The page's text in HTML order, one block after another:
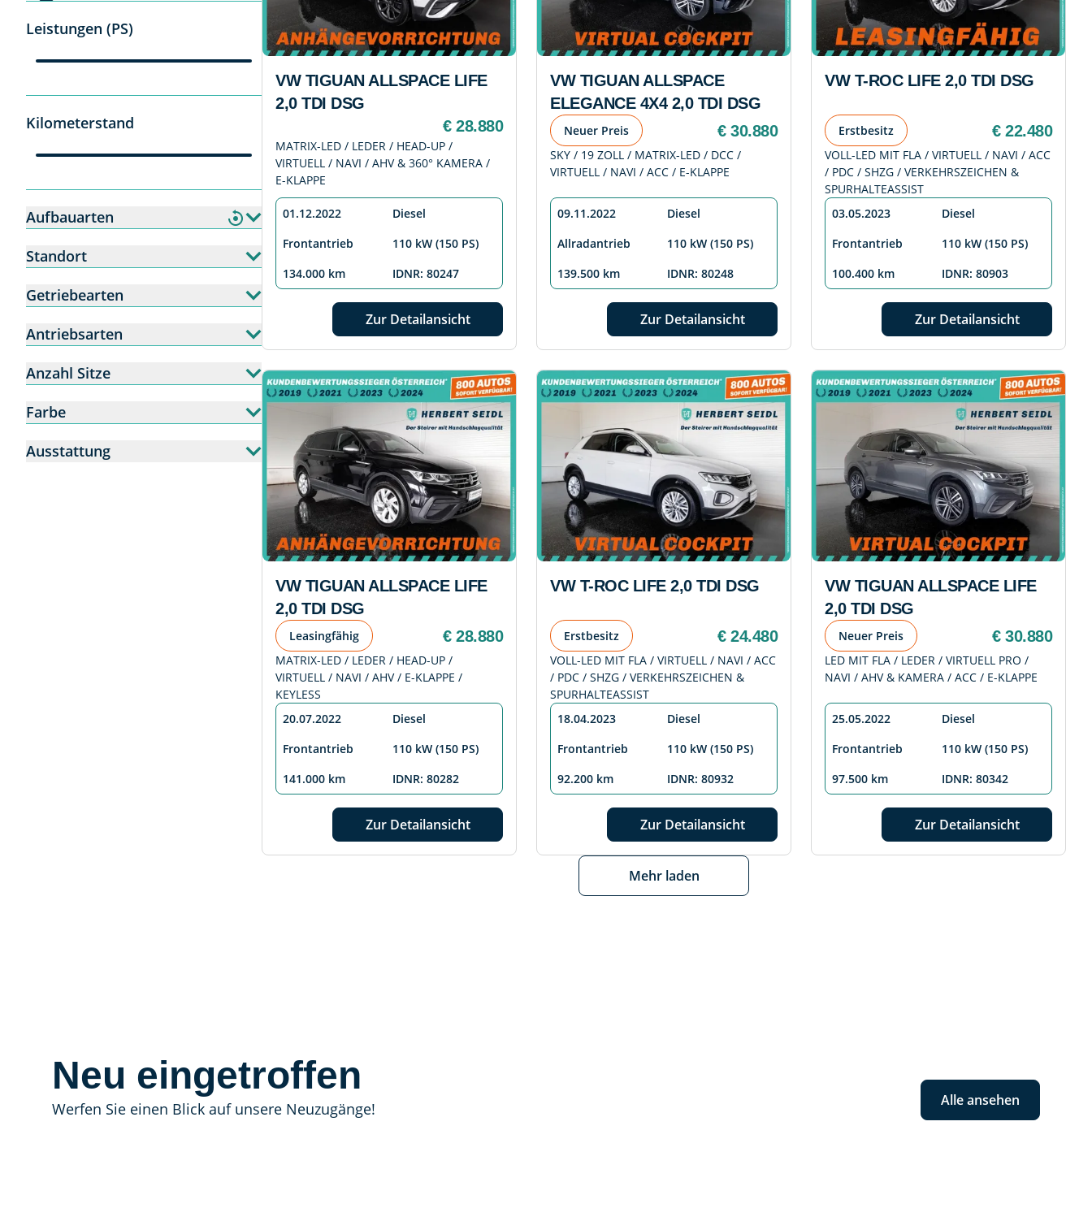
Leistungen (PS)
Kilometerstand
Aufbauarten
Standort
Getriebearten
Antriebsarten
Anzahl Sitze
Farbe
Ausstattung
VW TIGUAN ALLSPACE LIFE
2,0 TDI DSG
€ 28.880
MATRIX-LED / LEDER / HEAD-UP /
VIRTUELL / NAVI / AHV & 360° KAMERA /
E-KLAPPE
01.12.2022
Diesel
Frontantrieb
110 kW (150 PS)
134.000 km
IDNR: 80247
Zur Detailansicht
VW TIGUAN ALLSPACE
ELEGANCE 4X4 2,0 TDI DSG
Neuer Preis € 30.880
SKY / 19 ZOLL / MATRIX-LED / DCC /
VIRTUELL / NAVI / ACC / E-KLAPPE
09.11.2022
Diesel
Allradantrieb
110 kW (150 PS)
139.500 km
IDNR: 80248
Zur Detailansicht
VW T-ROC LIFE 2,0 TDI DSG
Erstbesitz € 22.480
VOLL-LED MIT FLA / VIRTUELL / NAVI / ACC
/ PDC / SHZG / VERKEHRSZEICHEN &
SPURHALTEASSIST
03.05.2023
Diesel
Frontantrieb
110 kW (150 PS)
100.400 km
IDNR: 80903
Zur Detailansicht
VW TIGUAN ALLSPACE LIFE
2,0 TDI DSG
Leasingfähig € 28.880
MATRIX-LED / LEDER / HEAD-UP /
VIRTUELL / NAVI / AHV / E-KLAPPE /
KEYLESS
20.07.2022
Diesel
Frontantrieb
110 kW (150 PS)
141.000 km
IDNR: 80282
Zur Detailansicht
VW T-ROC LIFE 2,0 TDI DSG
Erstbesitz € 24.480
VOLL-LED MIT FLA / VIRTUELL / NAVI / ACC
/ PDC / SHZG / VERKEHRSZEICHEN &
SPURHALTEASSIST
18.04.2023
Diesel
Frontantrieb
110 kW (150 PS)
92.200 km
IDNR: 80932
Zur Detailansicht
VW TIGUAN ALLSPACE LIFE
2,0 TDI DSG
Neuer Preis € 30.880
LED MIT FLA / LEDER / VIRTUELL PRO /
NAVI / AHV & KAMERA / ACC / E-KLAPPE
25.05.2022
Diesel
Frontantrieb
110 kW (150 PS)
97.500 km
IDNR: 80342
Zur Detailansicht
Mehr laden
Neu eingetroffen
Werfen Sie einen Blick auf unsere Neuzugänge! Alle ansehen